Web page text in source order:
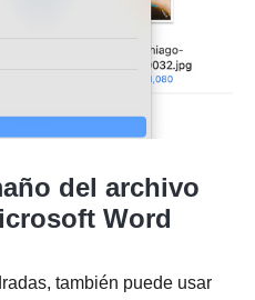
del archivo
Word
también puede usar